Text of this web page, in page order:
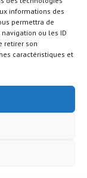
informations des
permettra de
ou les ID
retirer son
caractéristiques et